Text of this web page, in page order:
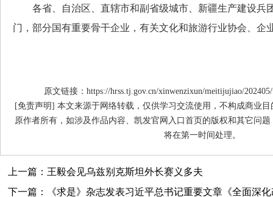
各省、自治区、直辖市和副省级城市、新疆生产建设兵
门，部分国有重要骨干企业，有关文化和旅游行业协会、企
原文链接：https://hrss.tj.gov.cn/xinwenzixun/meitijujiao/
[免责声明] 本文来源于网络转载，仅供学习交流使用，不构成商业
原作者所有，如涉及作品内容、凯发官网入口首页的版权和其它问
将在第一时间处理。
上一篇：王毅会见乌兹别克斯坦外长赛义多夫
下一篇：《求是》杂志发表习近平总书记重要文章《全面深